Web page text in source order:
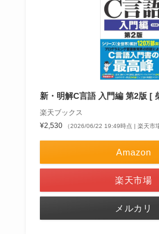
新・明解C言語 入門編 第2版 [
楽天ブックス
¥2,530
（2026/06/22 19:49時点 | 楽天市
Amazon
楽天市場
メルカリ